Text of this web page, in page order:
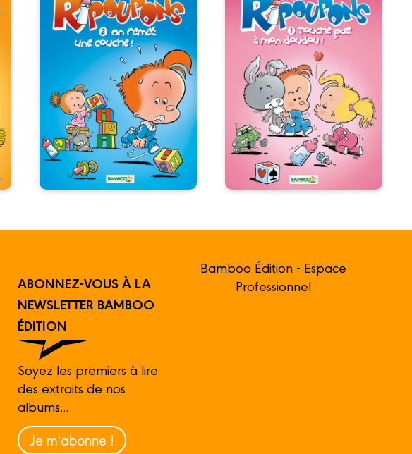
ABONNEZ-VOUS À LA
NEWSLETTER BAMBOO
ÉDITION
Soyez les premiers à lire
des extraits de nos
albums...
Je m'abonne !
Bamboo Édition - Espace
Professionnel